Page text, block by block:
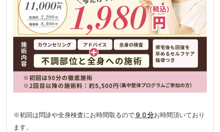
※初回は問診や全身検査にお時間取るので ９０分お時間頂いており
ます。